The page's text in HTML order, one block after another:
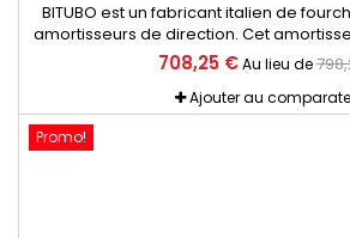
BITUBO est un fabricant italien de
amortisseurs de direction. Cet
parfait pour une utilisation route/circuit
(RS, AF1, Futura, Extrema...) Se
modification en lieu et place. A mille
l'amortisseur d'origine. Rapport
708,25 € Au lieu de
Ajouter au
Promo!